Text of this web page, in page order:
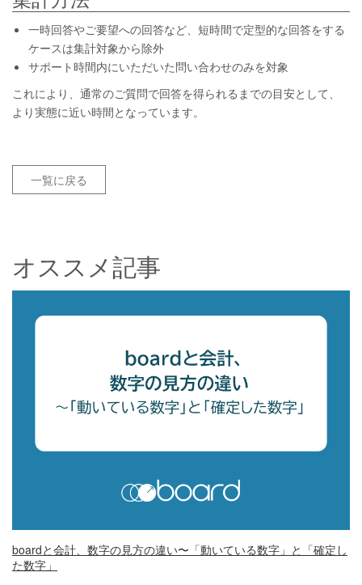
一時回答やご要望への回答など、短時間で定型的な回答をする
ケースは集計対象から除外
サポート時間内にいただいた問い合わせのみを対象
これにより、通常のご質問で回答を得られるまでの目安として、
より実態に近い時間となっています。
一覧に戻る
オススメ記事
boardと会計、数字の見方の違い〜「動いている数字」と「確定し
た数字」